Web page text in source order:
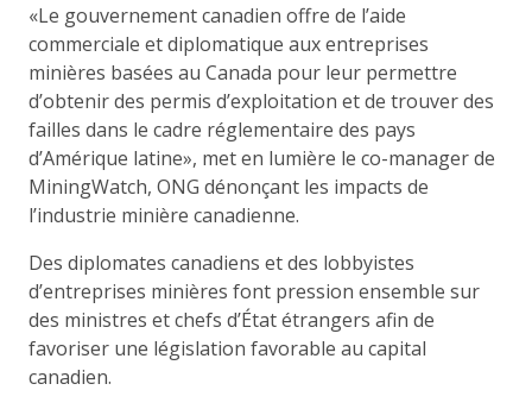
«Le gouvernement canadien offre de l’aide
commerciale et diplomatique aux entreprises
minières basées au Canada pour leur permettre
d’obtenir des permis d’exploitation et de trouver des
failles dans le cadre réglementaire des pays
d’Amérique latine», met en lumière le co-manager de
MiningWatch, ONG dénonçant les impacts de
l’industrie minière canadienne.
Des diplomates canadiens et des lobbyistes
d’entreprises minières font pression ensemble sur
des ministres et chefs d’État étrangers afin de
favoriser une législation favorable au capital
canadien.